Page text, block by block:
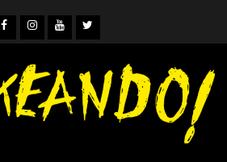
Facebook
Instagram
YouTube
Twitter